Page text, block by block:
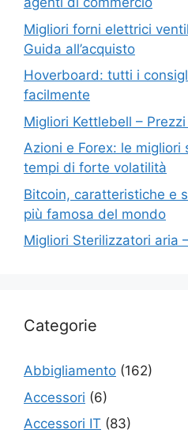
Migliori forni elettrici
Guida all’acquisto
Hoverboard: tutti i
facilmente
Migliori Kettlebell –
Azioni e Forex: le
tempi di forte volatilità
Bitcoin, caratteristiche e
più famosa del mondo
Migliori Sterilizzatori aria
Categorie
Abbigliamento (162)
Accessori (6)
Accessori IT (83)